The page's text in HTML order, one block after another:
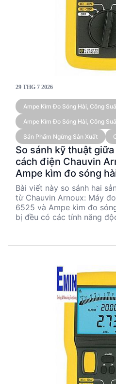
29 THG 7 2026
Ampe Kìm Đo Sóng Hài, Công
Ampe Kìm Đo Sóng Hài, Công
Sản Phẩm Ngừng Sản Xuất
So sánh kỹ thuật
cách điện Chauvin
Ampe kìm đo sóng
F605
Bài viết này so sánh hai
từ Chauvin Arnoux: Máy
6525 và Ampe kìm đo
bị đều có các tính năng
chính xác cao, trong khi
Bài viết phân tích chi tiết
ưu nhược điểm và ứng